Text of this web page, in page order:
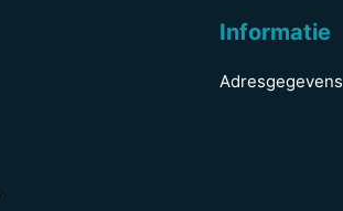
Informatie
Adresgegevens